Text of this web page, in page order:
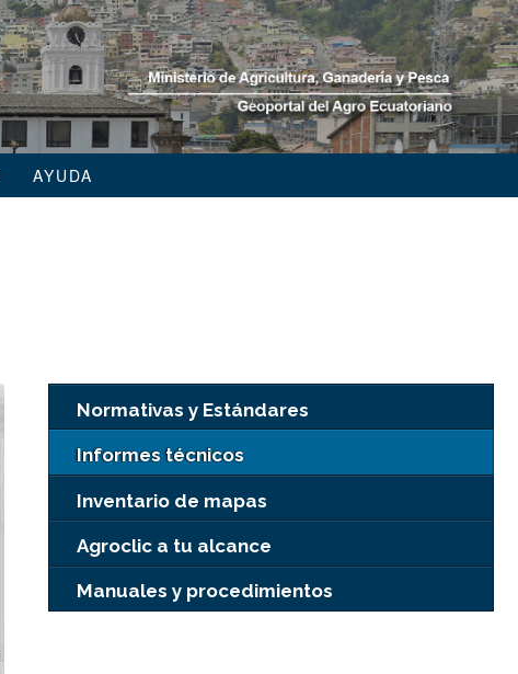
AYUDA
Normativas y Estándares
Informes técnicos
Inventario de mapas
Agroclic a tu alcance
Manuales y procedimientos